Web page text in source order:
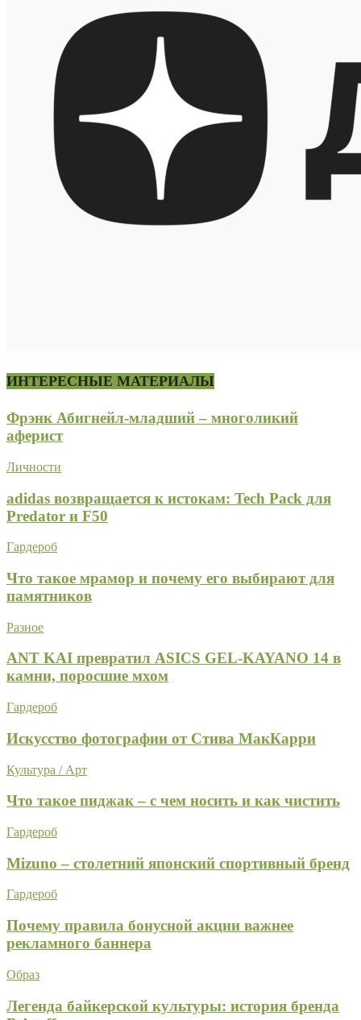
ИНТЕРЕСНЫЕ МАТЕРИАЛЫ
Фрэнк Абигнейл-младший – многоликий
аферист
Личности
adidas возвращается к истокам: Tech Pack для
Predator и F50
Гардероб
Что такое мрамор и почему его выбирают для
памятников
Разное
ANT KAI превратил ASICS GEL-KAYANO 14 в
камни, поросшие мхом
Гардероб
Искусство фотографии от Стива МакКарри
Культура / Арт
Что такое пиджак – с чем носить и как чистить
Гардероб
Mizuno – столетний японский спортивный бренд
Гардероб
Почему правила бонусной акции важнее
рекламного баннера
Образ
Легенда байкерской культуры: история бренда